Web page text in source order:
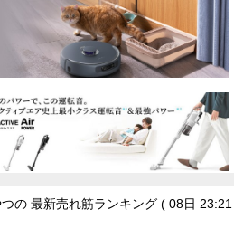
の 最新売れ筋ランキング ( 08日 23:21